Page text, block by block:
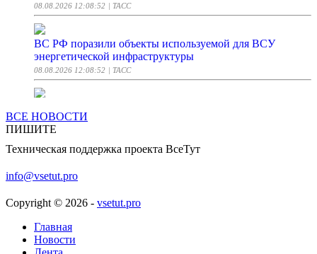
08.08.2026 12:08:52 | ТАСС
ВС РФ поразили объекты используемой для ВСУ
энергетической инфраструктуры
08.08.2026 12:08:52 | ТАСС
ракеты "Фламинго"
08.08.2026 12:08:31
Российские средства ПВО за сутки сбили реактивные
снаряды Vampire, HIMARS и 828 БПЛА
08.08.2026 12:08:31 | ТАСС
Потери ВСУ в зоне СВО за сутки составили порядка 1
375 военных
ВСЕ НОВОСТИ
ПИШИТЕ
Техническая поддержка проекта ВсеТут
info@vsetut.pro
Copyright © 2026 - vsetut.pro
Главная
Новости